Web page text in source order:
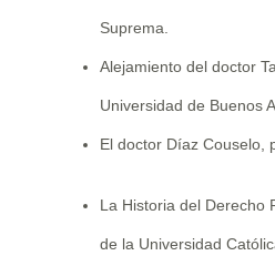
Suprema.
Alejamiento del doctor
Universidad de Buenos
El doctor Díaz Couselo,
La Historia del Derecho
de la Universidad